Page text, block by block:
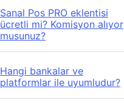
Sanal Pos PRO eklentisi
ücretli mi? Komisyon alıyor
musunuz?
Hangi bankalar ve
platformlar ile uyumludur?